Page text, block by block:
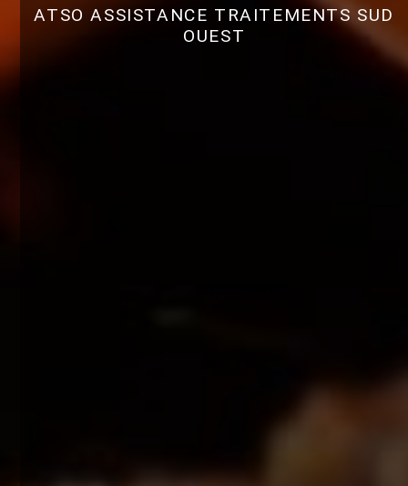
ATSO ASSISTANCE TRAITEMENTS SUD
OUEST